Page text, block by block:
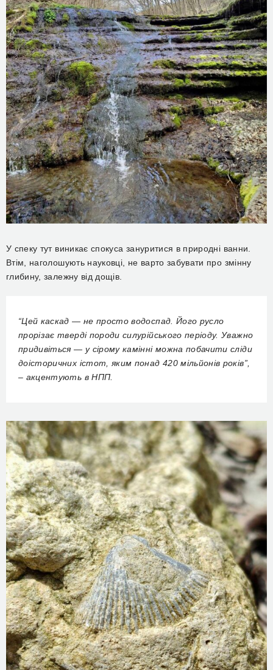
У спеку тут виникає спокуса зануритися в природні ванни.
Втім, наголошують науковці, не варто забувати про змінну
глибину, залежну від дощів.
“Цей каскад — не просто водоспад. Його русло
прорізає тверді породи силурійського періоду. Уважно
придивіться — у сірому камінні можна побачити сліди
доісторичних істот, яким понад 420 мільйонів років”,
– акцентують в НПП.